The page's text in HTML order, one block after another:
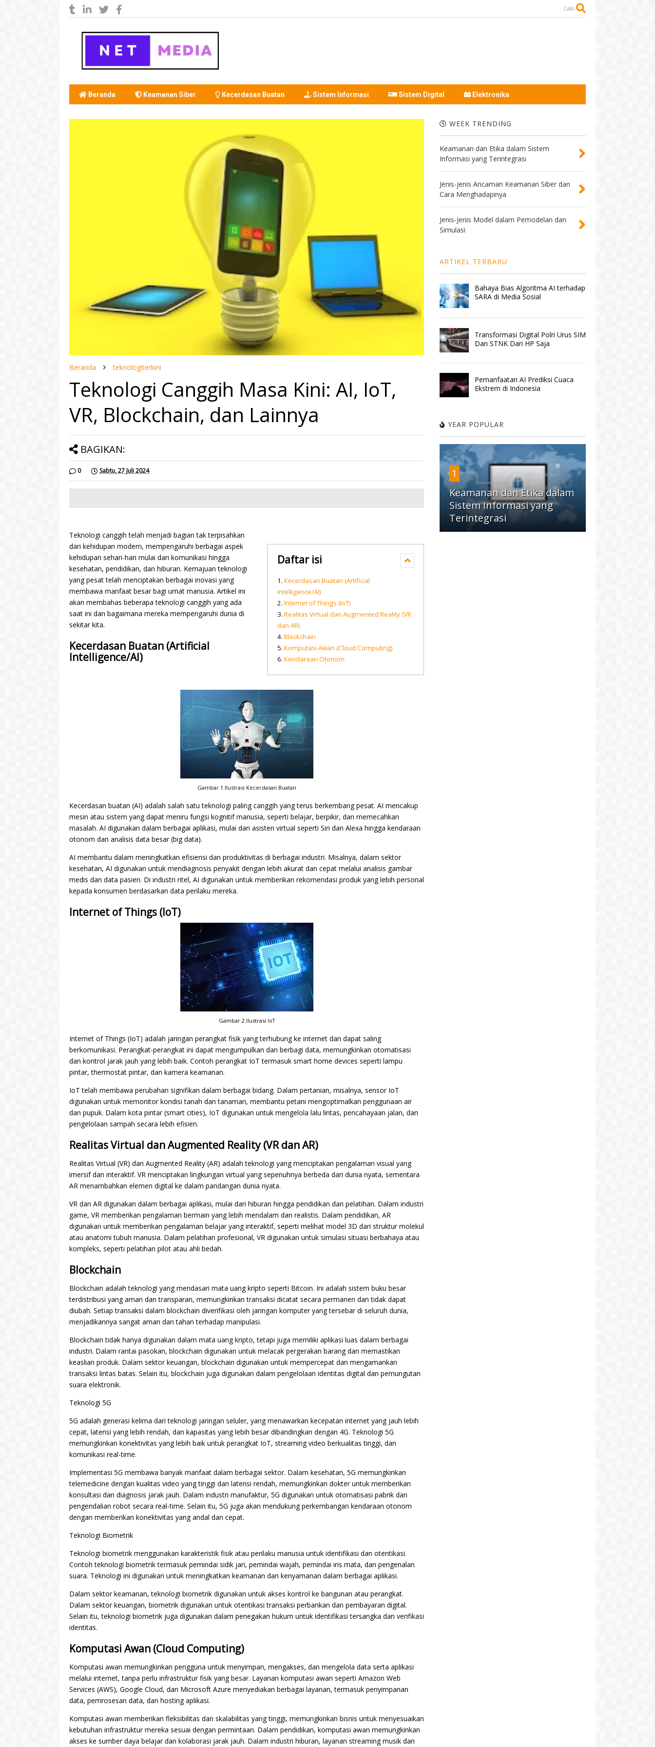
CARI
Beranda Keamanan Siber Kecerdasan Buatan Sistem Informasi Sistem Digital Elektronika
Beranda teknologiterkini
Teknologi Canggih Masa Kini: AI, IoT,
VR, Blockchain, dan Lainnya
BAGIKAN:
0 Sabtu, 27 Juli 2024
Daftar isi
Kecerdasan Buatan (Artificial
Intelligence/AI)
Internet of Things (IoT)
Realitas Virtual dan Augmented Reality (VR
dan AR)
Blockchain
Komputasi Awan (Cloud Computing)
Kendaraan Otonom
Teknologi canggih telah menjadi bagian tak terpisahkan
dari kehidupan modern, mempengaruhi berbagai aspek
kehidupan sehari-hari mulai dari komunikasi hingga
kesehatan, pendidikan, dan hiburan. Kemajuan teknologi
yang pesat telah menciptakan berbagai inovasi yang
membawa manfaat besar bagi umat manusia. Artikel ini
akan membahas beberapa teknologi canggih yang ada
saat ini dan bagaimana mereka mempengaruhi dunia di
sekitar kita.
Kecerdasan Buatan (Artificial
Intelligence/AI)
Gambar 1.Ilustrasi Kecerdasan Buatan
Kecerdasan buatan (AI) adalah salah satu teknologi paling canggih yang terus berkembang pesat. AI mencakup
mesin atau sistem yang dapat meniru fungsi kognitif manusia, seperti belajar, berpikir, dan memecahkan
masalah. AI digunakan dalam berbagai aplikasi, mulai dari asisten virtual seperti Siri dan Alexa hingga kendaraan
otonom dan analisis data besar (big data).
AI membantu dalam meningkatkan efisiensi dan produktivitas di berbagai industri. Misalnya, dalam sektor
kesehatan, AI digunakan untuk mendiagnosis penyakit dengan lebih akurat dan cepat melalui analisis gambar
medis dan data pasien. Di industri ritel, AI digunakan untuk memberikan rekomendasi produk yang lebih personal
kepada konsumen berdasarkan data perilaku mereka.
Internet of Things (IoT)
Gambar 2.Ilustrasi IoT
Internet of Things (IoT) adalah jaringan perangkat fisik yang terhubung ke internet dan dapat saling
berkomunikasi. Perangkat-perangkat ini dapat mengumpulkan dan berbagi data, memungkinkan otomatisasi
dan kontrol jarak jauh yang lebih baik. Contoh perangkat IoT termasuk smart home devices seperti lampu
pintar, thermostat pintar, dan kamera keamanan.
IoT telah membawa perubahan signifikan dalam berbagai bidang. Dalam pertanian, misalnya, sensor IoT
digunakan untuk memonitor kondisi tanah dan tanaman, membantu petani mengoptimalkan penggunaan air
dan pupuk. Dalam kota pintar (smart cities), IoT digunakan untuk mengelola lalu lintas, pencahayaan jalan, dan
pengelolaan sampah secara lebih efisien.
Realitas Virtual dan Augmented Reality (VR dan AR)
Realitas Virtual (VR) dan Augmented Reality (AR) adalah teknologi yang menciptakan pengalaman visual yang
imersif dan interaktif. VR menciptakan lingkungan virtual yang sepenuhnya berbeda dari dunia nyata, sementara
AR menambahkan elemen digital ke dalam pandangan dunia nyata.
VR dan AR digunakan dalam berbagai aplikasi, mulai dari hiburan hingga pendidikan dan pelatihan. Dalam industri
game, VR memberikan pengalaman bermain yang lebih mendalam dan realistis. Dalam pendidikan, AR
digunakan untuk memberikan pengalaman belajar yang interaktif, seperti melihat model 3D dari struktur molekul
atau anatomi tubuh manusia. Dalam pelatihan profesional, VR digunakan untuk simulasi situasi berbahaya atau
kompleks, seperti pelatihan pilot atau ahli bedah.
Blockchain
Blockchain adalah teknologi yang mendasari mata uang kripto seperti Bitcoin. Ini adalah sistem buku besar
terdistribusi yang aman dan transparan, memungkinkan transaksi dicatat secara permanen dan tidak dapat
diubah. Setiap transaksi dalam blockchain diverifikasi oleh jaringan komputer yang tersebar di seluruh dunia,
menjadikannya sangat aman dan tahan terhadap manipulasi.
Blockchain tidak hanya digunakan dalam mata uang kripto, tetapi juga memiliki aplikasi luas dalam berbagai
industri. Dalam rantai pasokan, blockchain digunakan untuk melacak pergerakan barang dan memastikan
keaslian produk. Dalam sektor keuangan, blockchain digunakan untuk mempercepat dan mengamankan
transaksi lintas batas. Selain itu, blockchain juga digunakan dalam pengelolaan identitas digital dan pemungutan
suara elektronik.
Teknologi 5G
5G adalah generasi kelima dari teknologi jaringan seluler, yang menawarkan kecepatan internet yang jauh lebih
cepat, latensi yang lebih rendah, dan kapasitas yang lebih besar dibandingkan dengan 4G. Teknologi 5G
memungkinkan konektivitas yang lebih baik untuk perangkat IoT, streaming video berkualitas tinggi, dan
komunikasi real-time.
Implementasi 5G membawa banyak manfaat dalam berbagai sektor. Dalam kesehatan, 5G memungkinkan
telemedicine dengan kualitas video yang tinggi dan latensi rendah, memungkinkan dokter untuk memberikan
konsultasi dan diagnosis jarak jauh. Dalam industri manufaktur, 5G digunakan untuk otomatisasi pabrik dan
pengendalian robot secara real-time. Selain itu, 5G juga akan mendukung perkembangan kendaraan otonom
dengan memberikan konektivitas yang andal dan cepat.
Teknologi Biometrik
Teknologi biometrik menggunakan karakteristik fisik atau perilaku manusia untuk identifikasi dan otentikasi.
Contoh teknologi biometrik termasuk pemindai sidik jari, pemindai wajah, pemindai iris mata, dan pengenalan
suara. Teknologi ini digunakan untuk meningkatkan keamanan dan kenyamanan dalam berbagai aplikasi.
Dalam sektor keamanan, teknologi biometrik digunakan untuk akses kontrol ke bangunan atau perangkat.
Dalam sektor keuangan, biometrik digunakan untuk otentikasi transaksi perbankan dan pembayaran digital.
Selain itu, teknologi biometrik juga digunakan dalam penegakan hukum untuk identifikasi tersangka dan verifikasi
identitas.
Komputasi Awan (Cloud Computing)
Komputasi awan memungkinkan pengguna untuk menyimpan, mengakses, dan mengelola data serta aplikasi
melalui internet, tanpa perlu infrastruktur fisik yang besar. Layanan komputasi awan seperti Amazon Web
Services (AWS), Google Cloud, dan Microsoft Azure menyediakan berbagai layanan, termasuk penyimpanan
data, pemrosesan data, dan hosting aplikasi.
Komputasi awan memberikan fleksibilitas dan skalabilitas yang tinggi, memungkinkan bisnis untuk menyesuaikan
kebutuhan infrastruktur mereka sesuai dengan permintaan. Dalam pendidikan, komputasi awan memungkinkan
akses ke sumber daya belajar dan kolaborasi jarak jauh. Dalam industri hiburan, layanan streaming musik dan
WEEK TRENDING
Keamanan dan Etika dalam Sistem
Informasi yang Terintegrasi
Jenis-jenis Ancaman Keamanan Siber dan
Cara Menghadapinya
Jenis-Jenis Model dalam Pemodelan dan
Simulasi
ARTIKEL TERBARU
Bahaya Bias Algoritma AI terhadap
SARA di Media Sosial
Transformasi Digital Polri Urus SIM
Dan STNK Dari HP Saja
Pemanfaatan AI Prediksi Cuaca
Ekstrem di Indonesia
YEAR POPULAR
1
Keamanan dan Etika dalam
Sistem Informasi yang
Terintegrasi